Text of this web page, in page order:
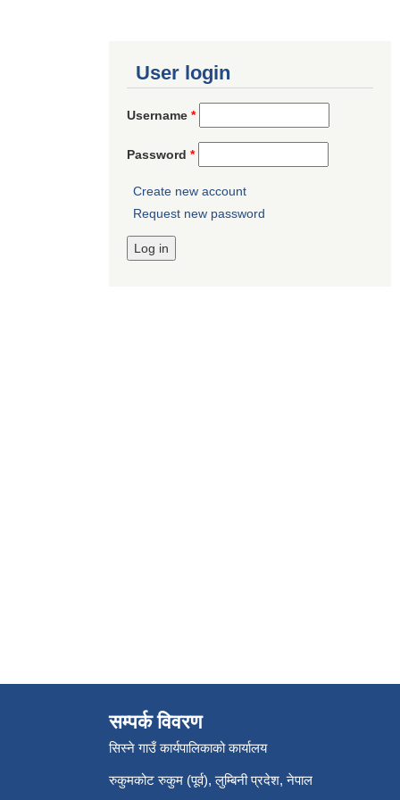
User login
Username *
Password *
Create new account
Request new password
सम्पर्क विवरण
सिस्ने गाउँ कार्यपालिकाको कार्यालय
रुकुमकोट रुकुम (पूर्व), लुम्बिनी प्रदेश, नेपाल